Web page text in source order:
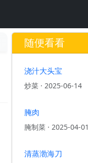
随便看看
浇汁大头宝
炒菜 · 2025-06-14
腌肉
腌制菜 · 2025-04-01
清蒸渤海刀